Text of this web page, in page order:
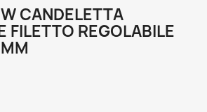
CANDELETTA
FILETTO REGOLABILE